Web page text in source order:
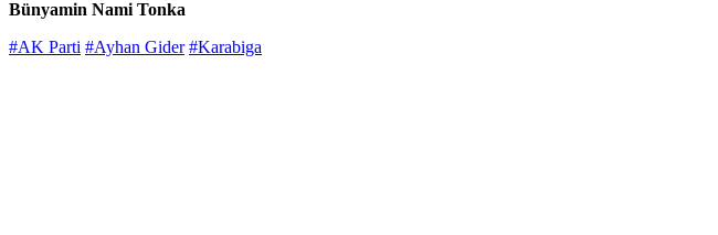
Bünyamin Nami Tonka
#AK Parti #Ayhan Gider #Karabiga